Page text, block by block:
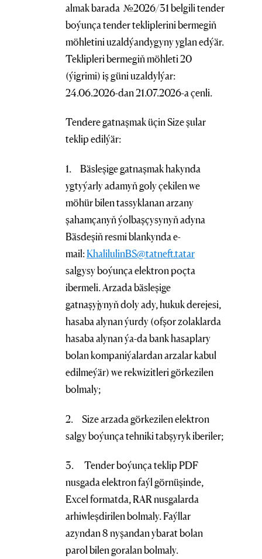
almak barada №2026/31 belgili tender
boýunça tender tekliplerini bermegiň
möhletini uzaldýandygyny yglan edýär.
Teklipleri bermegiň möhleti 20
(ýigrimi) iş güni uzaldylýar:
24.06.2026-dan 21.07.2026-a çenli.
Tendere gatnaşmak üçin Size şular
teklip edilýär:
1. Bäsleşige gatnaşmak hakynda
ygtyýarly adamyň goly çekilen we
möhür bilen tassyklanan arzany
şahamçanyň ýolbaşçysynyň adyna
Bäsdeşiň resmi blankynda e-
mail:KhalilulinBS@tatneft.tatar
salgysy boýunça elektron poçta
ibermeli. Arzada bäsleşige
gatnaşyjynyň doly ady, hukuk derejesi,
hasaba alynan ýurdy (ofşor zolaklarda
hasaba alynan ýa-da bank hasaplary
bolan kompaniýalardan arzalar kabul
edilmeýär) we rekwizitleri görkezilen
bolmaly;
2. Size arzada görkezilen elektron
salgy boýunça tehniki tabşyryk iberiler;
3. Tender boýunça teklip PDF
nusgada elektron faýl görnüşinde,
Excel formatda, RAR nusgalarda
arhiwleşdirilen bolmaly. Faýllar
azyndan 8 nyşandan ybarat bolan
parol bilen goralan bolmaly.